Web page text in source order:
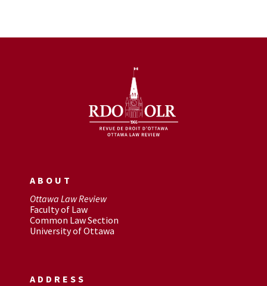
ABOUT
Ottawa Law Review
Faculty of Law
Common Law Section
University of Ottawa
ADDRESS